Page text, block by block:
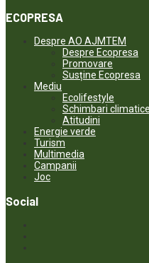
ECOPRESA
Despre AO AJMTEM
Despre Ecopresa
Promovare
Susține Ecopresa
Mediu
Ecolifestyle
Schimbari climatice
Atitudini
Energie verde
Turism
Multimedia
Campanii
Joc
Social